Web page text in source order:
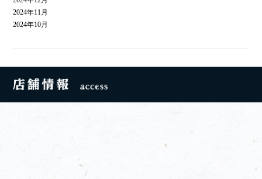
2024年11月
2024年10月